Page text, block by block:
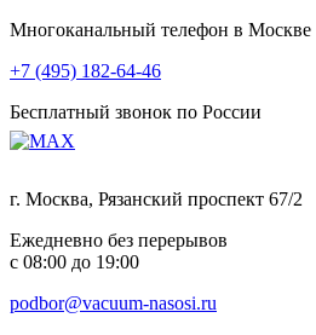
Многоканальный телефон в Москве
+7 (495) 182-64-46
Бесплатный звонок по России
г. Москва, Рязанский проспект 67/2
Ежедневно без перерывов
с 08:00 до 19:00
podbor@vacuum-nasosi.ru